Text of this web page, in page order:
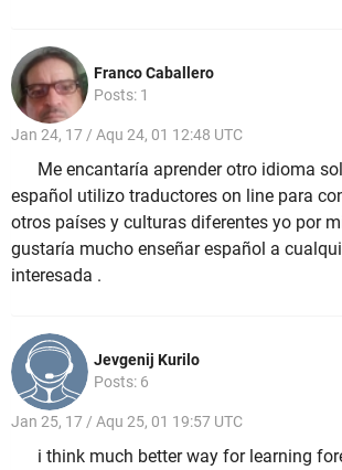
Franco Caballero
Posts: 1
Jan 24, 17 / Aqu 24, 01 12:48 UTC
Me encantaría aprender otro idioma
español utilizo traductores on line para
otros países y culturas diferentes yo por
gustaría mucho enseñar español a
interesada .
Jevgenij Kurilo
Posts: 6
Jan 25, 17 / Aqu 25, 01 19:57 UTC
i think much better way for learning